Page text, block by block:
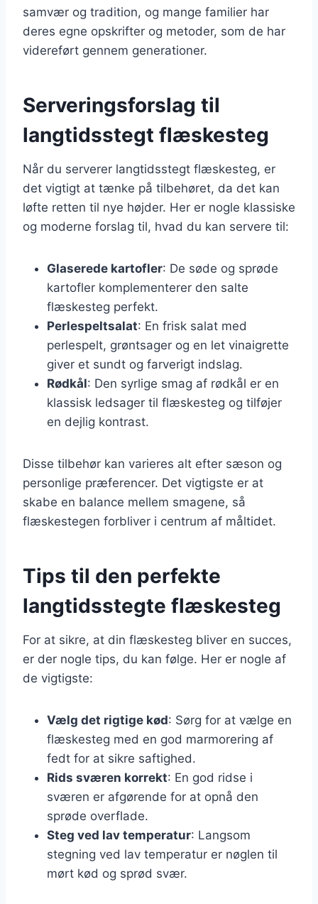
samvær og tradition, og mange familier har
deres egne opskrifter og metoder, som de har
videreført gennem generationer.
Serveringsforslag til
langtidsstegt flæskesteg
Når du serverer langtidsstegt flæskesteg, er
det vigtigt at tænke på tilbehøret, da det kan
løfte retten til nye højder. Her er nogle klassiske
og moderne forslag til, hvad du kan servere til:
Glaserede kartofler: De søde og sprøde
kartofler komplementerer den salte
flæskesteg perfekt.
Perlespeltsalat: En frisk salat med
perlespelt, grøntsager og en let vinaigrette
giver et sundt og farverigt indslag.
Rødkål: Den syrlige smag af rødkål er en
klassisk ledsager til flæskesteg og tilføjer
en dejlig kontrast.
Disse tilbehør kan varieres alt efter sæson og
personlige præferencer. Det vigtigste er at
skabe en balance mellem smagene, så
flæskestegen forbliver i centrum af måltidet.
Tips til den perfekte
langtidsstegte flæskesteg
For at sikre, at din flæskesteg bliver en succes,
er der nogle tips, du kan følge. Her er nogle af
de vigtigste:
Vælg det rigtige kød: Sørg for at vælge en
flæskesteg med en god marmorering af
fedt for at sikre saftighed.
Rids sværen korrekt: En god ridse i
sværen er afgørende for at opnå den
sprøde overflade.
Steg ved lav temperatur: Langsom
stegning ved lav temperatur er nøglen til
mørt kød og sprød svær.